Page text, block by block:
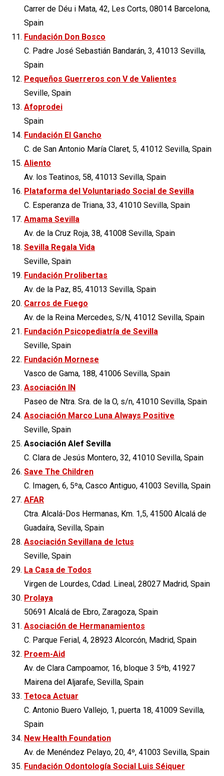
Carrer de Déu i Mata, 42, Les Corts, 08014 Barcelona,
Spain
Fundación Don Bosco
C. Padre José Sebastián Bandarán, 3, 41013 Sevilla,
Spain
Pequeños Guerreros con V de Valientes
Seville, Spain
Afoprodei
Spain
Fundación El Gancho
C. de San Antonio María Claret, 5, 41012 Sevilla, Spain
Aliento
Av. los Teatinos, 58, 41013 Sevilla, Spain
Plataforma del Voluntariado Social de Sevilla
C. Esperanza de Triana, 33, 41010 Sevilla, Spain
Amama Sevilla
Av. de la Cruz Roja, 38, 41008 Sevilla, Spain
Sevilla Regala Vida
Seville, Spain
Fundación Prolibertas
Av. de la Paz, 85, 41013 Sevilla, Spain
Carros de Fuego
Av. de la Reina Mercedes, S/N, 41012 Sevilla, Spain
Fundación Psicopediatría de Sevilla
Seville, Spain
Fundación Mornese
Vasco de Gama, 188, 41006 Sevilla, Spain
Asociación IN
Paseo de Ntra. Sra. de la O, s/n, 41010 Sevilla, Spain
Asociación Marco Luna Always Positive
Seville, Spain
Asociación Alef Sevilla
C. Clara de Jesús Montero, 32, 41010 Sevilla, Spain
Save The Children
C. Imagen, 6, 5ºa, Casco Antiguo, 41003 Sevilla, Spain
AFAR
Ctra. Alcalá-Dos Hermanas, Km. 1,5, 41500 Alcalá de
Guadaíra, Sevilla, Spain
Asociación Sevillana de Ictus
Seville, Spain
La Casa de Todos
Virgen de Lourdes, Cdad. Lineal, 28027 Madrid, Spain
Prolaya
50691 Alcalá de Ebro, Zaragoza, Spain
Asociación de Hermanamientos
C. Parque Ferial, 4, 28923 Alcorcón, Madrid, Spain
Proem-Aid
Av. de Clara Campoamor, 16, bloque 3 5ºb, 41927
Mairena del Aljarafe, Sevilla, Spain
Tetoca Actuar
C. Antonio Buero Vallejo, 1, puerta 18, 41009 Sevilla,
Spain
New Health Foundation
Av. de Menéndez Pelayo, 20, 4º, 41003 Sevilla, Spain
Fundación Odontología Social Luis Séiquer